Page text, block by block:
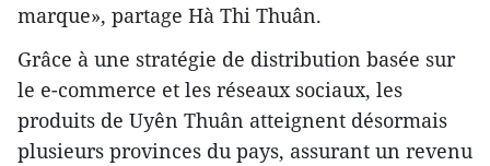
marque», partage Hà Thi Thuân.
Grâce à une stratégie de distribution basée sur
le e-commerce et les réseaux sociaux, les
produits de Uyên Thuân atteignent désormais
plusieurs provinces du pays, assurant un revenu